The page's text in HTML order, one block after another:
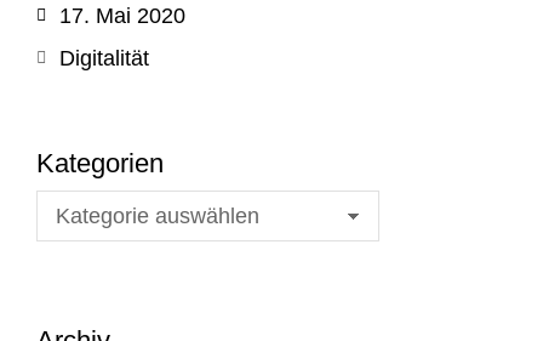
17. Mai 2020
Digitalität
Kategorien